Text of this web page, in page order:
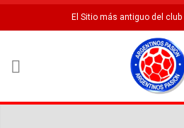
Saltar
El Sitio más antiguo del club |